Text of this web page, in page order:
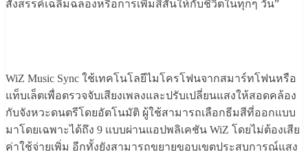
สังสรรค์เฉลิมฉลองหรือการเพิ่มสีสันให้กับชีวิตในทุกๆ วัน”
WiZ Music Sync ใช้เทคโนโลยีไมโครโฟนจากสมาร์ทโฟนหรือ
แท็บเล็ตเพื่อตรวจจับเสียงเพลงและปรับเปลี่ยนแสงให้สอดคล้อง
กับจังหวะดนตรีโดยอัตโนมัติ ผู้ใช้สามารถเลือกธีมสีที่ออกแบบ
มาโดยเฉพาะได้ถึง 9 แบบผ่านแอปพลิเคชัน WiZ โดยไม่ต้องเสีย
ค่าใช้จ่ายเพิ่ม อีกทั้งยังสามารถขยายขอบเขตประสบการณ์แสง